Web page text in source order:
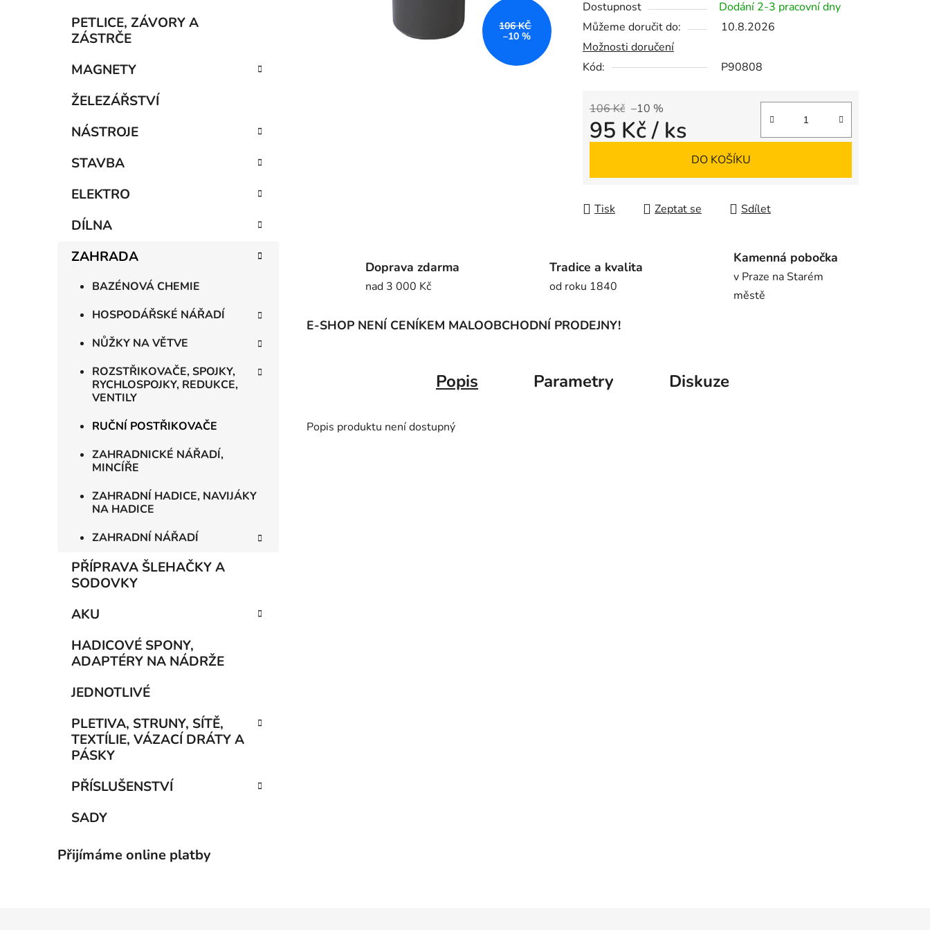
PETLICE, ZÁVORY A
ZÁSTRČE
MAGNETY
ŽELEZÁŘSTVÍ
NÁSTROJE
STAVBA
ELEKTRO
DÍLNA
ZAHRADA
BAZÉNOVÁ CHEMIE
HOSPODÁŘSKÉ NÁŘADÍ
NŮŽKY NA VĚTVE
ROZSTŘIKOVAČE, SPOJKY,
RYCHLOSPOJKY, REDUKCE,
VENTILY
RUČNÍ POSTŘIKOVAČE
ZAHRADNICKÉ NÁŘADÍ,
MINCÍŘE
ZAHRADNÍ HADICE, NAVIJÁKY
NA HADICE
ZAHRADNÍ NÁŘADÍ
PŘÍPRAVA ŠLEHAČKY A
SODOVKY
AKU
HADICOVÉ SPONY,
ADAPTÉRY NA NÁDRŽE
JEDNOTLIVÉ
PLETIVA, STRUNY, SÍTĚ,
TEXTÍLIE, VÁZACÍ DRÁTY A
PÁSKY
PŘÍSLUŠENSTVÍ
SADY
Přijímáme online platby
je
0,0
z
5
Dostupnost
Dodání 2-3 pracovní dny
Můžeme doručit do:
10.8.2026
Možnosti doručení
Kód:
P90808
106 Kč –10 %
95 Kč/ ks
DO KOŠÍKU
Tisk Zeptat se Sdílet
106 KČ
–10 %
Doprava zdarma
nad 3 000 Kč
Tradice a kvalita
od roku 1840
Kamenná pobočka
v Praze na Starém
městě
E-SHOP NENÍ CENÍKEM MALOOBCHODNÍ PRODEJNY!
Popis Parametry Diskuze
Popis produktu není dostupný